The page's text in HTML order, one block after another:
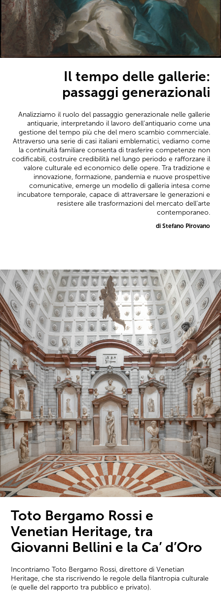
Il tempo delle gallerie:
passaggi generazionali
Analizziamo il ruolo del passaggio generazionale nelle gallerie
antiquarie, interpretando il lavoro dell’antiquario come una
gestione del tempo più che del mero scambio commerciale.
Attraverso una serie di casi italiani emblematici, vediamo come
la continuità familiare consenta di trasferire competenze non
codificabili, costruire credibilità nel lungo periodo e rafforzare il
valore culturale ed economico delle opere. Tra tradizione e
innovazione, formazione, pandemia e nuove prospettive
comunicative, emerge un modello di galleria intesa come
incubatore temporale, capace di attraversare le generazioni e
resistere alle trasformazioni del mercato dell’arte
contemporaneo.
di Stefano Pirovano
Toto Bergamo Rossi e
Venetian Heritage, tra
Giovanni Bellini e la Ca’ d’Oro
Incontriamo Toto Bergamo Rossi, direttore di Venetian
Heritage, che sta riscrivendo le regole della filantropia culturale
(e quelle del rapporto tra pubblico e privato).